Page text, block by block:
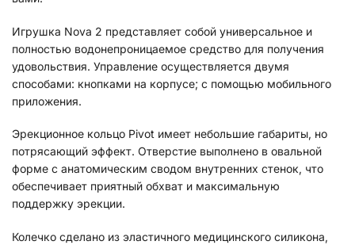
Игрушка Nova 2 представляет собой универсальное и
полностью водонепроницаемое средство для получения
удовольствия. Управление осуществляется двумя
способами: кнопками на корпусе; с помощью мобильного
приложения.
Эрекционное кольцо Pivot имеет небольшие габариты, но
потрясающий эффект. Отверстие выполнено в овальной
форме с анатомическим сводом внутренних стенок, что
обеспечивает приятный обхват и максимальную
поддержку эрекции.
Колечко сделано из эластичного медицинского силикона,